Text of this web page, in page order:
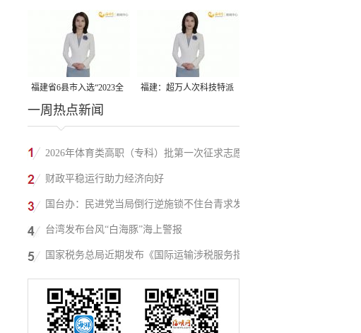
吨丙烷脱氢项目建成中交 节有福电影巡展31日启动
福建省6县市入选“2023全
国县域发展潜力百强县”
福建：超万人次科技特派
一周热点新闻
2026年体育类高职（专科）批第一次征求志愿
填报
财政平稳运行助力经济向好
国台办：民进党当局倒行逆施锁不住台青求发
展的心
台湾发布台风“白海豚”海上警报
国家税务总局近期发布《国际运输涉税服务指
引》